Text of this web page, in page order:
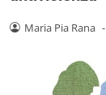
Maria Pia Rana -